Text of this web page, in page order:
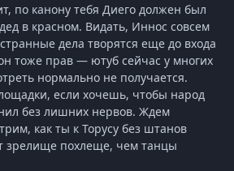
по канону тебя Диего должен был
в красном. Видать, Иннос совсем
дела творятся еще до входа
тоже прав — ютуб сейчас у многих
нормально не получается.
если хочешь, чтобы народ
без лишних нервов. Ждем
как ты к Торусу без штанов
зрелище похлеще, чем танцы